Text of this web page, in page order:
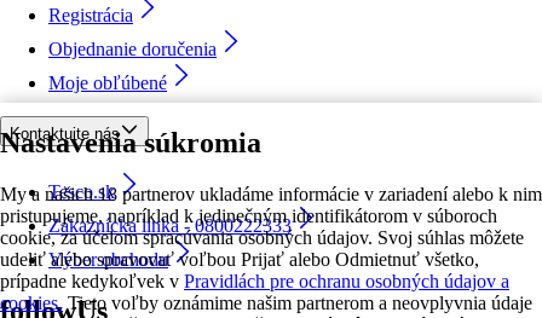
Nastavenia súkromia
My a našich 18 partnerov ukladáme informácie v zariadení alebo k nim
pristupujeme, napríklad k jedinečným identifikátorom v súboroch
cookie, za účelom spracúvania osobných údajov. Svoj súhlas môžete
udeliť alebo spravovať voľbou Prijať alebo Odmietnuť všetko,
prípadne kedykoľvek v Pravidlách pre ochranu osobných údajov a
cookies. Tieto voľby oznámime našim partnerom a neovplyvnia údaje
Registrácia
Objednanie doručenia
Moje obľúbené
Kontaktujte nás
Tesco.sk
Zákaznícka linka - 0800222333
Výber obchodu
followUs